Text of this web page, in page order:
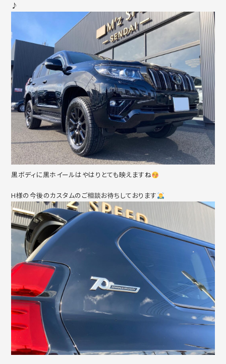
♪
黒ボディに黒ホイールはやはりとても映えますね
H様の今後のカスタムのご相談お待ちしております